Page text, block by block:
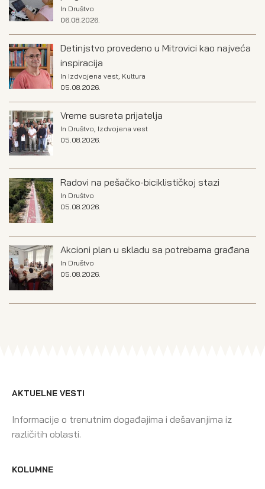
In Društvo
06.08.2026.
Detinjstvo provedeno u Mitrovici kao najveća
inspiracija
In Izdvojena vest Kultura
05.08.2026.
Vreme susreta prijatelja
In Društvo Izdvojena vest
05.08.2026.
Radovi na pešačko-biciklističkoj stazi
In Društvo
05.08.2026.
Akcioni plan u skladu sa potrebama građana
In Društvo
05.08.2026.
AKTUELNE VESTI
Informacije o trenutnim događajima i dešavanjima iz
različitih oblasti.
KOLUMNE